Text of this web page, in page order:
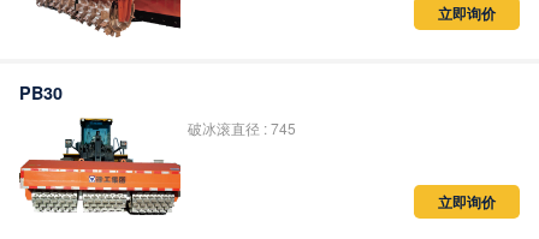
立即询价
PB30
破冰滚直径 : 745
立即询价